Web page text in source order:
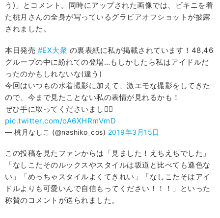
う)」とコメント。同時にアップされた画像では、ビキニを着
た桃月さんの全身が写っているグラビアオフショットが披露
されました。
本日発売 #EX大衆 の裏表紙に私が掲載されています！48,46
グループの中に紛れての登場…もしかしたら私はアイドルだ
ったのかもしれないな(違う)
今回はいつもの水着撮影に加えて、激エモな撮影をしてきた
ので、今まで見たことない私の表情が見れるかも！
ぜひ手に取ってくださいまし🙋‍♀️
pic.twitter.com/oA6XHRmVmD
— 桃月なしこ (@nashiko_cos) 2019年3月15日
この投稿を見たファンからは「見ました！えちえちでした」
「なしこたそのルックスやスタイルは坂道と比べても遜色な
い」「めっちゃスタイルよくてきれい」「なしこたそはアイ
ドルよりも可愛いんで自信もってください！！！」といった
称賛のコメントが送られました。